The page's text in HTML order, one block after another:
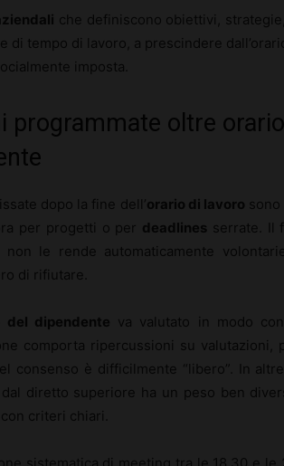
che definiscono obiettivi,
di tempo di lavoro, a prescindere
imposta.
programmate oltre
dopo la fine dell’orario di lavoro
per progetti o per deadlines serrate. Il
non le rende automaticamente
di rifiutare.
del dipendente va valutato in modo
comporta ripercussioni su
consenso è difficilmente “libero”. In
dal diretto superiore ha un peso ben
criteri chiari.